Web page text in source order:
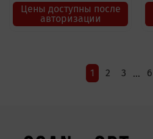
Цены доступны после
авторизации
1 2 3 … 6